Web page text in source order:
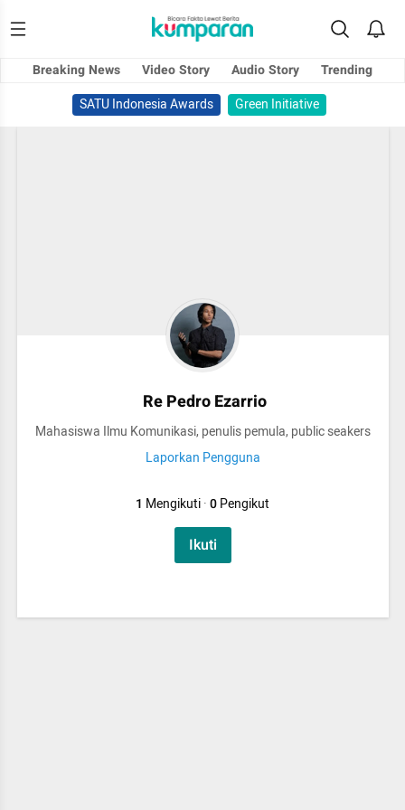
Breaking News Video Story Audio Story
Trending
SATU Indonesia Awards
Green Initiative
Re Pedro Ezarrio
Mahasiswa Ilmu Komunikasi, penulis pemula, public seakers
Laporkan Pengguna
1 Mengikuti·0Pengikut
Ikuti